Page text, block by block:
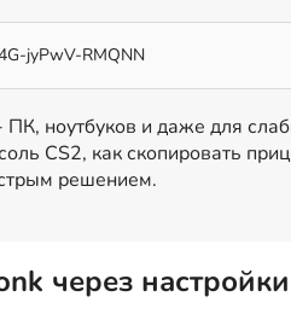
jyPwV-RMQNN
ПК, ноутбуков и даже для
CS2, как скопировать
решением.
через